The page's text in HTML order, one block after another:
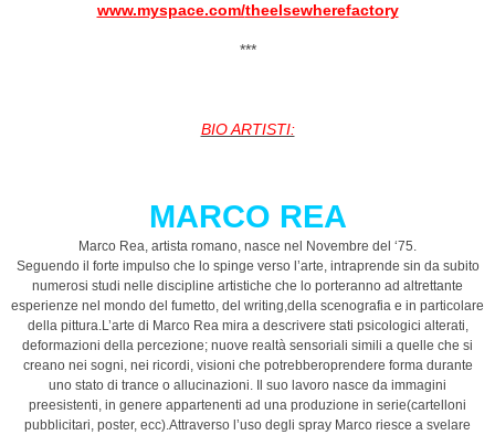
www.myspace.com/theelsewherefactory
***
BIO ARTISTI:
MARCO REA
Marco Rea, artista romano, nasce nel Novembre del ‘75.
Seguendo il forte impulso che lo spinge verso l’arte, intraprende sin da subito
numerosi studi nelle discipline artistiche che lo porteranno ad altrettante
esperienze nel mondo del fumetto, del writing,della scenografia e in particolare
della pittura.L’arte di Marco Rea mira a descrivere stati psicologici alterati,
deformazioni della percezione; nuove realtà sensoriali simili a quelle che si
creano nei sogni, nei ricordi, visioni che potrebberoprendere forma durante
uno stato di trance o allucinazioni. Il suo lavoro nasce da immagini
preesistenti, in genere appartenenti ad una produzione in serie(cartelloni
pubblicitari, poster, ecc).Attraverso l’uso degli spray Marco riesce a svelare